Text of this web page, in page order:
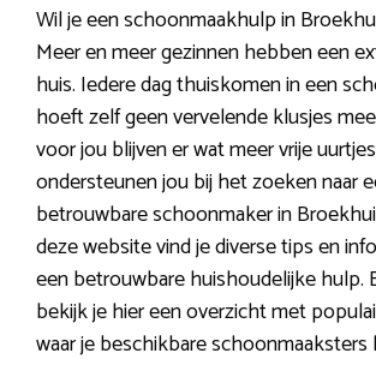
Wil je een schoonmaakhulp in
Meer en meer gezinnen hebben een
huis. Iedere dag thuiskomen in een
hoeft zelf geen vervelende klusjes
voor jou blijven er wat meer vrije
ondersteunen jou bij het zoeken naar
betrouwbare schoonmaker in
deze website vind je diverse tips en
een betrouwbare huishoudelijke hulp.
bekijk je hier een overzicht met
waar je beschikbare schoonmaaksters